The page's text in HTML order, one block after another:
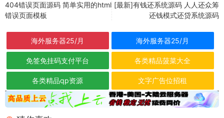
404错误页面源码 简单实用的html
错误页面模板
[最新]有钱还系统源码 人人还众筹
还钱模式还贷系统源码
海外服务器25/月 海外服务器25/月
免签免挂码支付平台 各类精品菠菜大全
各类精品qp资源 文字广告位招租